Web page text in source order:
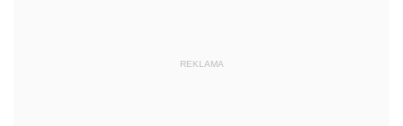
REKLAMA